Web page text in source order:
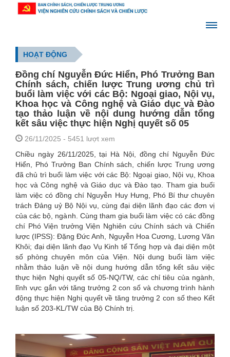
HOẠT ĐỘNG
Đồng chí Nguyễn Đức Hiển, Phó Trưởng Ban
Chính sách, chiến lược Trung ương chủ trì
buổi làm việc với các Bộ: Ngoại giao, Nội vụ,
Khoa học và Công nghệ và Giáo dục và Đào
tạo thảo luận về nội dung hướng dẫn tổng
kết sâu việc thực hiện Nghị quyết số 05
26/11/2025 - 5451 lượt xem
Chiều ngày 26/11/2025, tại Hà Nội, đồng chí Nguyễn Đức
Hiển, Phó Trưởng Ban Chính sách, chiến lược Trung ương
đã chủ trì buổi làm việc với các Bộ: Ngoại giao, Nội vụ, Khoa
học và Công nghệ và Giáo dục và Đào tạo. Tham gia buổi
làm việc có đồng chí Nguyễn Huy Hưng, Phó Bí thư chuyên
trách Đảng uỷ Bộ Nội vụ, cùng đại diện lãnh đạo các đơn vị
của các bộ, ngành. Cùng tham gia buổi làm việc có các đồng
chí Phó Viện trưởng Viện Nghiên cứu Chính sách và Chiến
lược (IPSS): Đặng Đức Anh, Nguyễn Hoa Cương, Lương Văn
Khôi; đại diện lãnh đạo Vụ Kinh tế Tổng hợp và đại diện một
số phòng chuyên môn của Viện. Nội dung buổi làm việc
nhằm thảo luận về nội dung hướng dẫn tổng kết sâu việc
thực hiện Nghị quyết số 05-NQ/TW, các chỉ tiêu của ngành,
lĩnh vực gắn với tăng trưởng 2 con số và chương trình hành
động thực hiện Nghị quyết về tăng trưởng 2 con số theo Kết
luận số 203-KL/TW của Bộ Chính trị.